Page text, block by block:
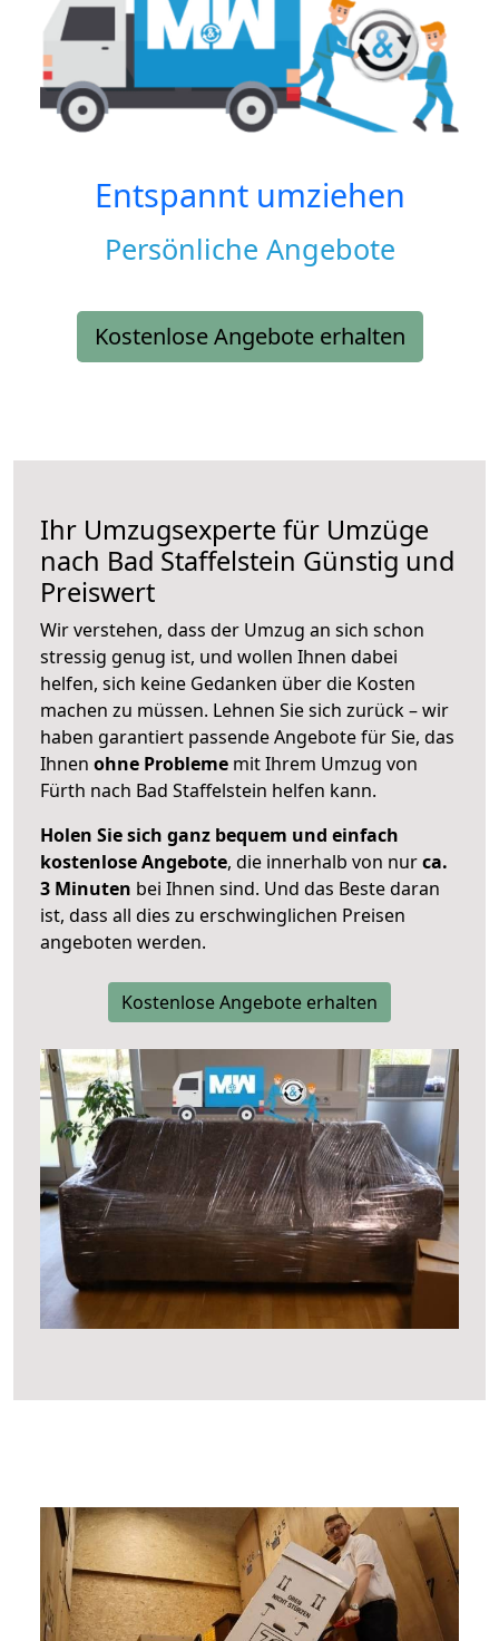
Entspannt umziehen
Persönliche Angebote
Kostenlose Angebote erhalten
Ihr Umzugsexperte für Umzüge
nach Bad Staffelstein Günstig und
Preiswert
Wir verstehen, dass der Umzug an sich schon
stressig genug ist, und wollen Ihnen dabei
helfen, sich keine Gedanken über die Kosten
machen zu müssen. Lehnen Sie sich zurück – wir
haben garantiert passende Angebote für Sie, das
Ihnen ohne Probleme mit Ihrem Umzug von
Fürth nach Bad Staffelstein helfen kann.
Holen Sie sich ganz bequem und einfach
kostenlose Angebote, die innerhalb von nurca.
3 Minuten bei Ihnen sind. Und das Beste daran
ist, dass all dies zu erschwinglichen Preisen
angeboten werden.
Kostenlose Angebote erhalten